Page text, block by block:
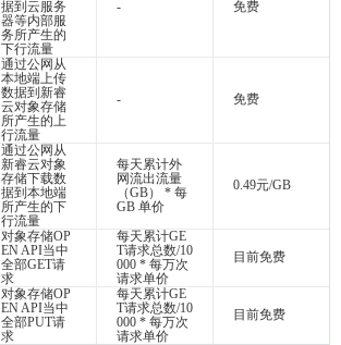
据到云服务
器等内部服
务所产生的
下行流量
- 免费
通过公网从
本地端上传
数据到新睿
云对象存储
所产生的上
行流量
- 免费
通过公网从
新睿云对象
存储下载数
据到本地端
所产生的下
行流量
每天累计外
网流出流量
（GB） * 每
GB 单价
0.49元/GB
对象存储OP
EN API当中
全部GET请
求
每天累计GE
T请求总数/10
000 * 每万次
请求单价
目前免费
对象存储OP
EN API当中
全部PUT请
求
每天累计GE
T请求总数/10
000 * 每万次
请求单价
目前免费